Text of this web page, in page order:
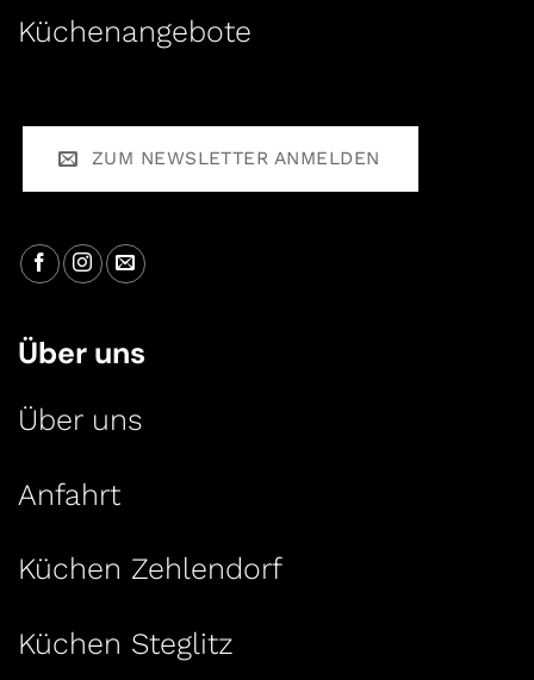
Küchenangebote
ZUM NEWSLETTER ANMELDEN
Über uns
Über uns
Anfahrt
Küchen Zehlendorf
Küchen Steglitz